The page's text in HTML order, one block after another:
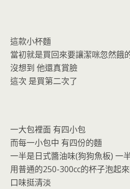
這款小杯麵
當初就是買回來要讓潔咪忽然餓
沒想到 他還真賞臉
這次 是買第二次了
一大包裡面 有四小包
而每一小包中 有四份的麵
一半是日式醬油味(狗狗魚板) 一
用普通的250-300cc的杯子泡起
口味挺清淡